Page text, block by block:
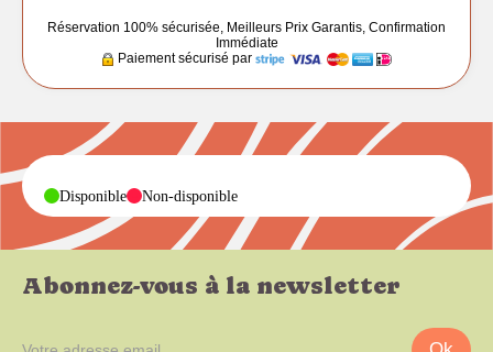
Réservation 100% sécurisée, Meilleurs Prix Garantis, Confirmation
Immédiate
Paiement sécurisé par
Disponible Non-disponible
Abonnez-vous à la newsletter